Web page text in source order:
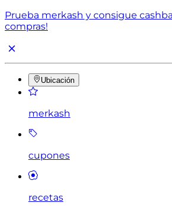
Prueba merkash y consigue
compras!
Ubicación
merkash
cupones
recetas